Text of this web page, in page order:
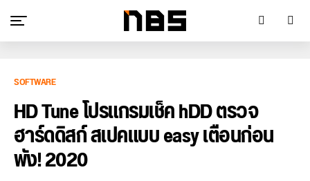
SOFTWARE
HD Tune โปรแกรมเช็ค hDD ตรวจ
ฮาร์ดดิสก์ สเปคแบบ easy เตือนก่อน
พัง! 2020